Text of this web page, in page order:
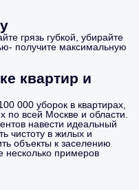
грязь губкой, убирайте
получите максимальную
квартир и
000 уборок в квартирах,
всей Москве и области.
навести идеальный
чистоту в жилых и
объекты к заселению
примеров